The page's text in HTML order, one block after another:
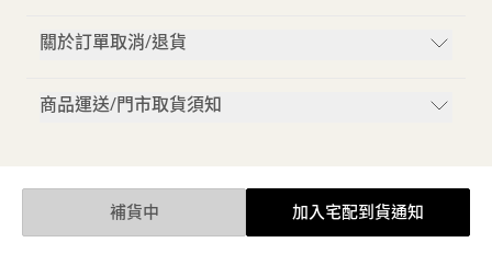
關於訂單取消/退貨
商品運送/門市取貨須知
補貨中 加入宅配到貨通知